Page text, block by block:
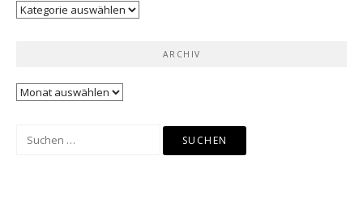
Kategorien
ARCHIV
Archiv